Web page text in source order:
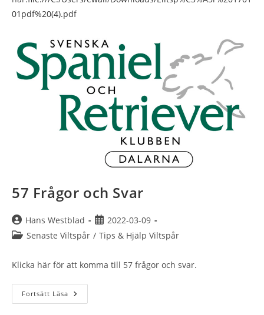
01pdf%20(4).pdf
57 Frågor och Svar
Inläggsförfattare:
Hans Westblad
Inlägget
publicerat:
2022-03-09
Inläggskategori:
Senaste Viltspår / Tips & Hjälp Viltspår
Klicka här för att komma till 57 frågor och svar.
Fortsätt Läsa 57
Frågor